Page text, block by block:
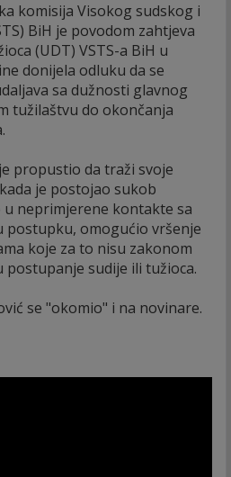
komisija Visokog sudskog i
BiH je povodom zahtjeva
(UDT) VSTS-a BiH u
donijela odluku da se
sa dužnosti glavnog
tužilaštvu do okončanja
propustio da traži svoje
je postojao sukob
neprimjerene kontakte sa
postupku, omogućio vršenje
koje za to nisu zakonom
postupanje sudije ili tužioca.
se "okomio" i na novinare.